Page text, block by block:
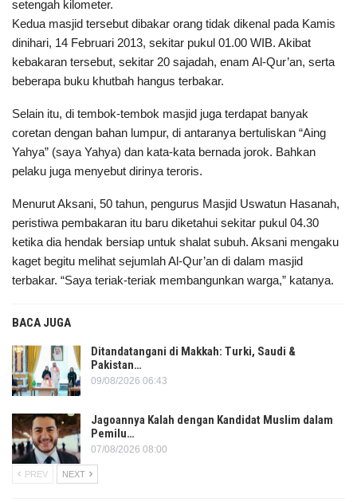
setengah kilometer.
Kedua masjid tersebut dibakar orang tidak dikenal pada Kamis
dinihari, 14 Februari 2013, sekitar pukul 01.00 WIB. Akibat
kebakaran tersebut, sekitar 20 sajadah, enam Al-Qur’an, serta
beberapa buku khutbah hangus terbakar.
Selain itu, di tembok-tembok masjid juga terdapat banyak
coretan dengan bahan lumpur, di antaranya bertuliskan “Aing
Yahya” (saya Yahya) dan kata-kata bernada jorok. Bahkan
pelaku juga menyebut dirinya teroris.
Menurut Aksani, 50 tahun, pengurus Masjid Uswatun Hasanah,
peristiwa pembakaran itu baru diketahui sekitar pukul 04.30
ketika dia hendak bersiap untuk shalat subuh. Aksani mengaku
kaget begitu melihat sejumlah Al-Qur’an di dalam masjid
terbakar. “Saya teriak-teriak membangunkan warga,” katanya.
BACA JUGA
Ditandatangani di Makkah: Turki, Saudi &
Pakistan…
09/08/2026 06:43
Jagoannya Kalah dengan Kandidat Muslim dalam
Pemilu…
07/08/2026 08:00
PREV NEXT